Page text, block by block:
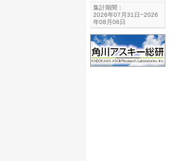
集計期間：
2026年07月31日~2026
年08月06日